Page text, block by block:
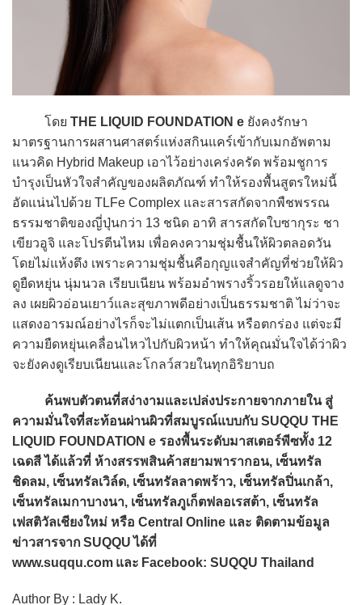
โดย THE LIQUID FOUNDATION e ยังคงรักษา
มาตรฐานการผสานศาสตร์แห่งสกินแคร์เข้ากับเมกอัพตาม
แนวคิด Hybrid Makeup เอาไว้อย่างเคร่งครัด พร้อมชูการ
บำรุงเป็นหัวใจสำคัญของผลิตภัณฑ์ ทำให้รองพื้นสูตรใหม่นี้
อัดแน่นไปด้วย TLFe Complex และสารสกัดจากพืชพรรณ
ธรรมชาติของญี่ปุ่นกว่า 13 ชนิด อาทิ สารสกัดใบซากุระ ชา
เขียวอูจิ และโปรตีนไหม เพื่อคงความชุ่มชื้นให้ผิวตลอดวัน
โดยไม่แห้งตึง เพราะความชุ่มชื้นคือกุญแจสำคัญที่ช่วยให้ผิว
ดูยืดหยุ่น นุ่มนวล เรียบเนียน พร้อมอำพรางริ้วรอยให้แลดูจาง
ลง เผยผิวอ่อนเยาว์และสุขภาพดีอย่างเป็นธรรมชาติ ไม่ว่าจะ
แสดงอารมณ์อย่างไรก็จะไม่แตกเป็นเส้น หรือตกร่อง แต่จะมี
ความยืดหยุ่นเคลื่อนไหวไปกับผิวหน้า ทำให้คุณมั่นใจได้ว่าผิว
จะยังคงดูเรียบเนียนและโกลว์สวยในทุกอิริยาบถ
ค้นพบตัวตนที่สง่างามและเปล่งประกายจากภายใน สู่
ความมั่นใจที่สะท้อนผ่านผิวที่สมบูรณ์แบบกับ SUQQU THE
LIQUID FOUNDATION e รองพื้นระดับมาสเตอร์พีซทั้ง 12
เฉดสี ได้แล้วที่ ห้างสรรพสินค้าสยามพารากอน, เซ็นทรัล
ชิดลม, เซ็นทรัลเวิล์ด, เซ็นทรัลลาดพร้าว, เซ็นทรัลปิ่นเกล้า,
เซ็นทรัลเมกาบางนา, เซ็นทรัลภูเก็ตฟลอเรสต้า, เซ็นทรัล
เฟสติวัลเชียงใหม่ หรือ Central Online และ ติดตามข้อมูล
ข่าวสารจาก SUQQU ได้ที่
www.suqqu.com และ Facebook: SUQQU Thailand
Author By : Lady K.